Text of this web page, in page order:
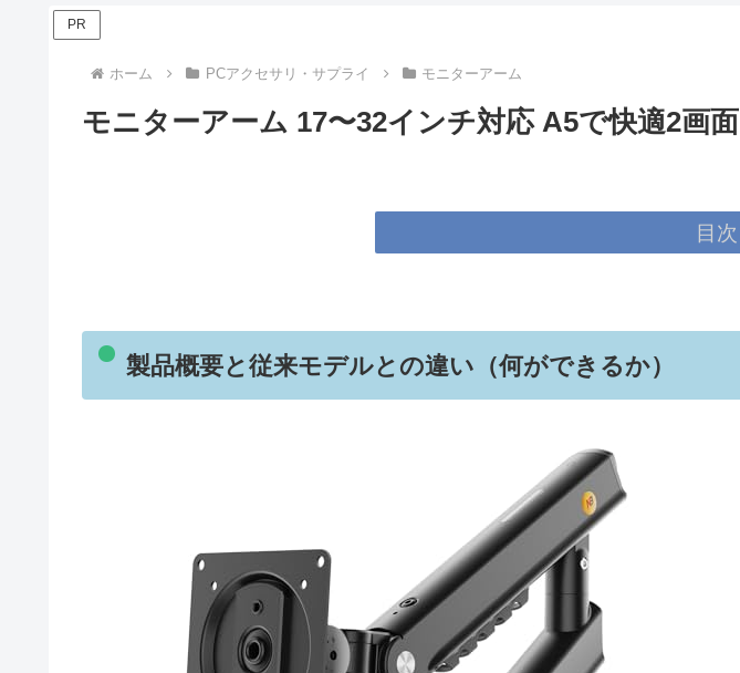
PR
ホーム PCアクセサリ・サプライ モニターアーム
モニターアーム 17〜32インチ対応 A5で快適2画面
目次
製品概要と従来モデルとの違い（何ができるか）